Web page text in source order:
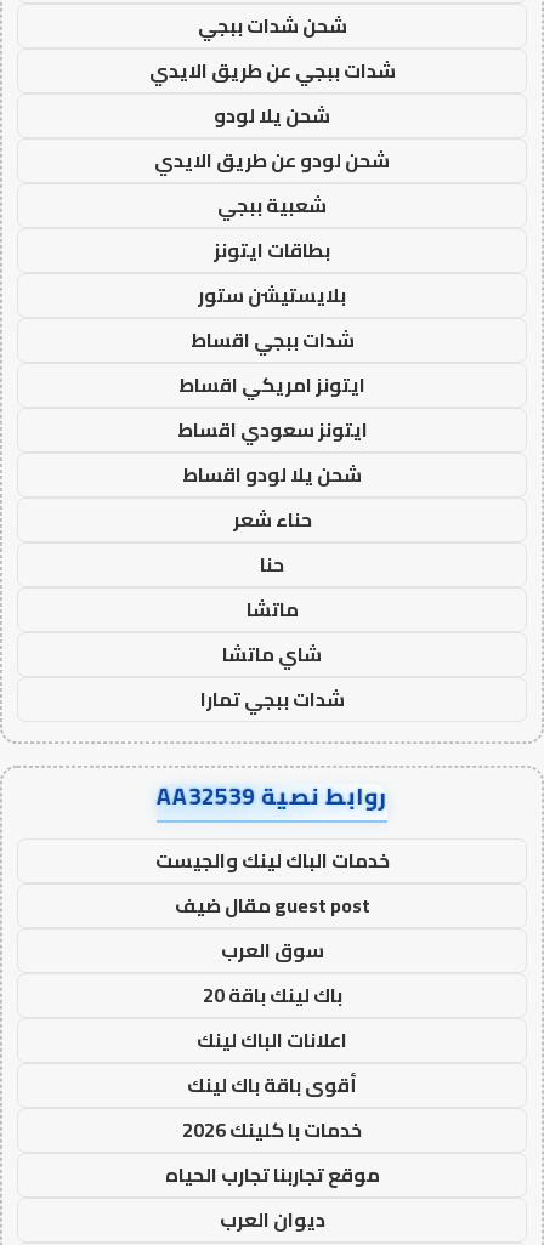
شحن شدات ببجي
شدات ببجي عن طريق الايدي
شحن يلا لودو
شحن لودو عن طريق الايدي
شعبية ببجي
بطاقات ايتونز
بلايستيشن ستور
شدات ببجي اقساط
ايتونز امريكي اقساط
ايتونز سعودي اقساط
شحن يلا لودو اقساط
حناء شعر
حنا
ماتشا
شاي ماتشا
شدات ببجي تمارا
روابط نصية AA32539
خدمات الباك لينك والجيست
guest post مقال ضيف
سوق العرب
باك لينك باقة 20
اعلانات الباك لينك
أقوى باقة باك لينك
خدمات با كلينك 2026
موقع تجاربنا تجارب الحياه
ديوان العرب